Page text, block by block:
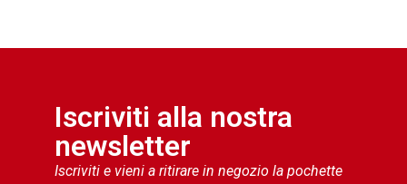
Iscriviti alla nostra
newsletter
Iscriviti e vieni a ritirare in negozio la pochette